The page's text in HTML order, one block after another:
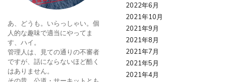
あ、どうも。いらっしゃい。個
人的な趣味で適当にやってま
す、ハイ。
管理人は、見ての通りの不審者
ですが、話にならないほど酷く
はありません。
2022年6月
2021年10月
2021年9月
2021年8月
2021年7月
2021年5月
2021年4月